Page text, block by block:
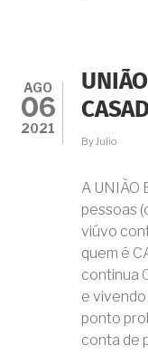
AGO
06
2021
By Julio
A UNIÃO
pessoas
viúvo
quem é
continua
e
ponto
conta de